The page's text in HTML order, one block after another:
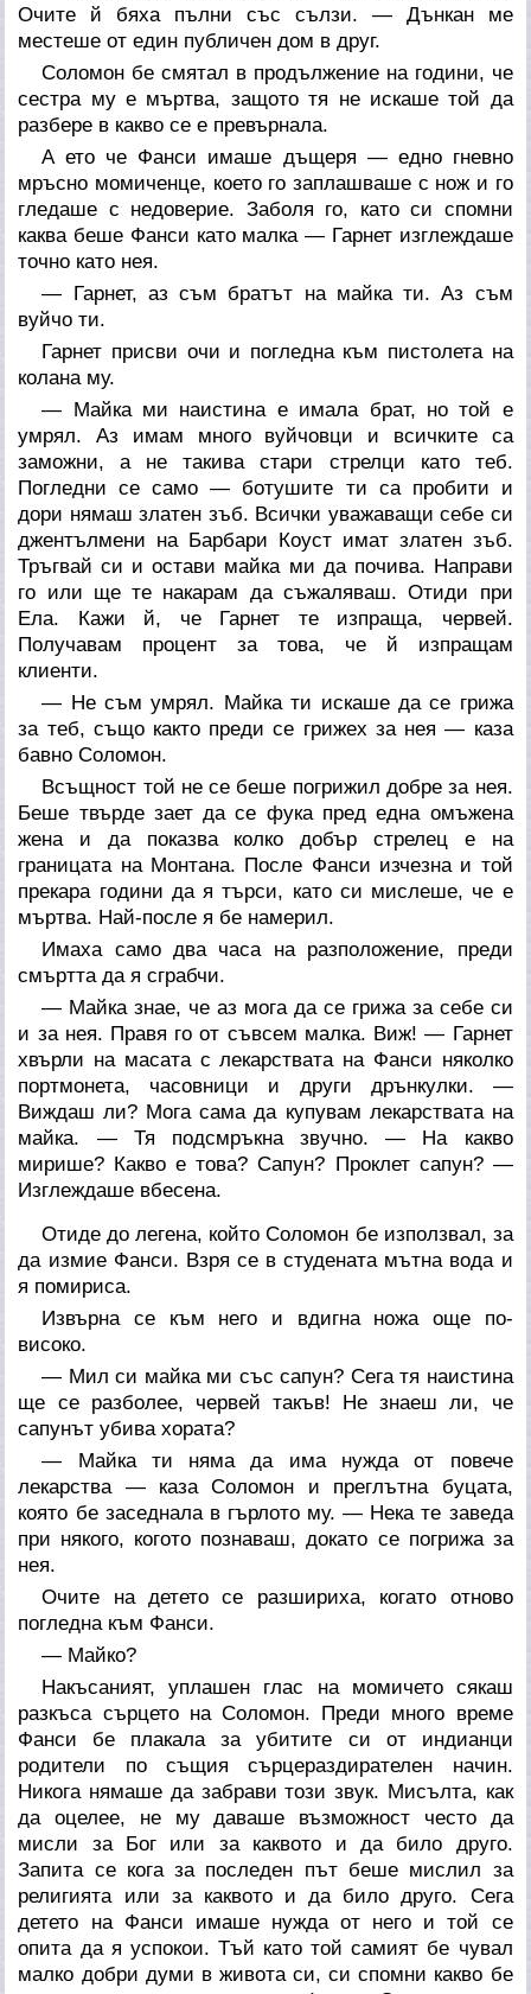
Очите й бяха пълни със сълзи. — Дънкан ме
местеше от един публичен дом в друг.
Соломон бе смятал в продължение на години, че
сестра му е мъртва, защото тя не искаше той да
разбере в какво се е превърнала.
А ето че Фанси имаше дъщеря — едно гневно
мръсно момиченце, което го заплашваше с нож и го
гледаше с недоверие. Заболя го, като си спомни
каква беше Фанси като малка — Гарнет изглеждаше
точно като нея.
— Гарнет, аз съм братът на майка ти. Аз съм
вуйчо ти.
Гарнет присви очи и погледна към пистолета на
колана му.
— Майка ми наистина е имала брат, но той е
умрял. Аз имам много вуйчовци и всичките са
заможни, а не такива стари стрелци като теб.
Погледни се само — ботушите ти са пробити и
дори нямаш златен зъб. Всички уважаващи себе си
джентълмени на Барбари Коуст имат златен зъб.
Тръгвай си и остави майка ми да почива. Направи
го или ще те накарам да съжаляваш. Отиди при
Ела. Кажи й, че Гарнет те изпраща, червей.
Получавам процент за това, че й изпращам
клиенти.
— Не съм умрял. Майка ти искаше да се грижа
за теб, също както преди се грижех за нея — каза
бавно Соломон.
Всъщност той не се беше погрижил добре за нея.
Беше твърде зает да се фука пред една омъжена
жена и да показва колко добър стрелец е на
границата на Монтана. После Фанси изчезна и той
прекара години да я търси, като си мислеше, че е
мъртва. Най-после я бе намерил.
Имаха само два часа на разположение, преди
смъртта да я сграбчи.
— Майка знае, че аз мога да се грижа за себе си
и за нея. Правя го от съвсем малка. Виж! — Гарнет
хвърли на масата с лекарствата на Фанси няколко
портмонета, часовници и други дрънкулки. —
Виждаш ли? Мога сама да купувам лекарствата на
майка. — Тя подсмръкна звучно. — На какво
мирише? Какво е това? Сапун? Проклет сапун? —
Изглеждаше вбесена.
Отиде до легена, който Соломон бе използвал, за
да измие Фанси. Взря се в студената мътна вода и
я помириса.
Извърна се към него и вдигна ножа още по-
високо.
— Мил си майка ми със сапун? Сега тя наистина
ще се разболее, червей такъв! Не знаеш ли, че
сапунът убива хората?
— Майка ти няма да има нужда от повече
лекарства — каза Соломон и преглътна буцата,
която бе заседнала в гърлото му. — Нека те заведа
при някого, когото познаваш, докато се погрижа за
нея.
Очите на детето се разшириха, когато отново
погледна към Фанси.
— Майко?
Накъсаният, уплашен глас на момичето сякаш
разкъса сърцето на Соломон. Преди много време
Фанси бе плакала за убитите си от индианци
родители по същия сърцераздирателен начин.
Никога нямаше да забрави този звук. Мисълта, как
да оцелее, не му даваше възможност често да
мисли за Бог или за каквото и да било друго.
Запита се кога за последен път беше мислил за
религията или за каквото и да било друго. Сега
детето на Фанси имаше нужда от него и той се
опита да я успокои. Тъй като той самият бе чувал
малко добри думи в живота си, си спомни какво бе